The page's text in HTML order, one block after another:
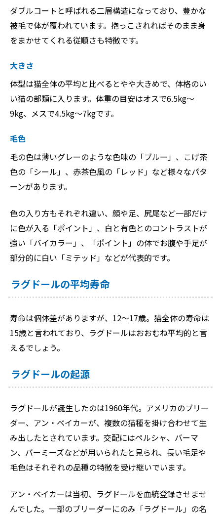
ダブルコートと呼ばれる二層構造になっており、豊かな
被毛で体が覆われています。抱っこされればそのまま身
をまかせてくれる従順さも特徴です。
大きさ
体型は猫全体の平均と比べるとやや大きめで、体格のい
い猫の部類に入ります。体重の目安はオスで6.5kg〜
9kg、メスで4.5kg〜7kgです。
毛色
毛の色は薄いグレーのような色味の「ブルー」、こげ茶
色の「シール」、赤茶色風の「レッド」など様々なパタ
ーンがあります。
色の入り方もそれぞれ違い、顔や足、尻尾など一部だけ
に色が入る「ポイント」、白と有色とのコントラストが
強い「バイカラー」、「ポイント」の体でお腹や手足が
部分的に白い「ミテッド」などが代表的です。
ラグドールの平均寿命
寿命は個体差がありますが、12〜17歳。猫全体の寿命は
15歳と言われており、ラグドールはおおむね平均的と言
えるでしょう。
ラグドールの起源
ラグドールが誕生したのは1960年代。アメリカのブリー
ダー、アン・ベイカーが、複数の猫種を掛け合わせて生
み出したとされています。交配にはペルシャ、バーマ
ン、バーミーズなどが用いられたと見られ、長い毛足や
毛色はそれぞれの品種の特徴を受け継いでいます。
アン・ベイカーは当初、ラグドールを血統登録させませ
んでした。一部のブリーダーにのみ「ラグドール」の名